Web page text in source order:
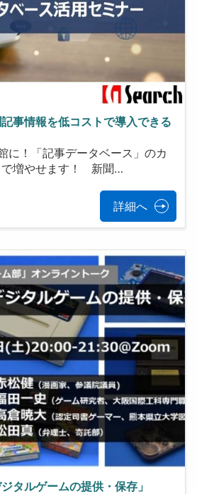
事情報を低コストで導入できる
に！「記事データベース」のカ
で増やせます！ 新聞…
詳細へ
タルゲームの提供・保存」